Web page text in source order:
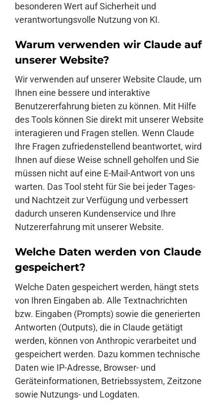
besonderen Wert auf Sicherheit und
verantwortungsvolle Nutzung von KI.
Warum verwenden wir Claude auf
unserer Website?
Wir verwenden auf unserer Website Claude, um
Ihnen eine bessere und interaktive
Benutzererfahrung bieten zu können. Mit Hilfe
des Tools können Sie direkt mit unserer Website
interagieren und Fragen stellen. Wenn Claude
Ihre Fragen zufriedenstellend beantwortet, wird
Ihnen auf diese Weise schnell geholfen und Sie
müssen nicht auf eine E-Mail-Antwort von uns
warten. Das Tool steht für Sie bei jeder Tages-
und Nachtzeit zur Verfügung und verbessert
dadurch unseren Kundenservice und Ihre
Nutzererfahrung mit unserer Website.
Welche Daten werden von Claude
gespeichert?
Welche Daten gespeichert werden, hängt stets
von Ihren Eingaben ab. Alle Textnachrichten
bzw. Eingaben (Prompts) sowie die generierten
Antworten (Outputs), die in Claude getätigt
werden, können von Anthropic verarbeitet und
gespeichert werden. Dazu kommen technische
Daten wie IP-Adresse, Browser- und
Geräteinformationen, Betriebssystem, Zeitzone
sowie Nutzungs- und Logdaten.